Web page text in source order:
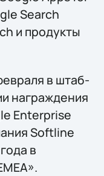
Search
и продукты
в штаб-
награждения
Enterprise
Softline
в